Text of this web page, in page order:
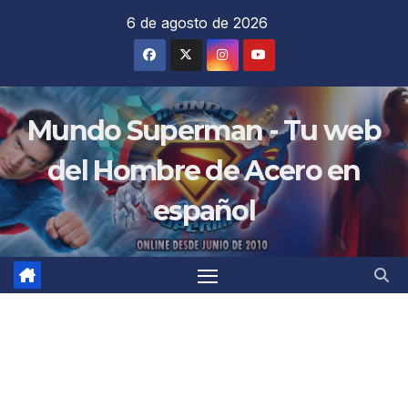
6 de agosto de 2026
Mundo Superman - Tu web
del Hombre de Acero en
español